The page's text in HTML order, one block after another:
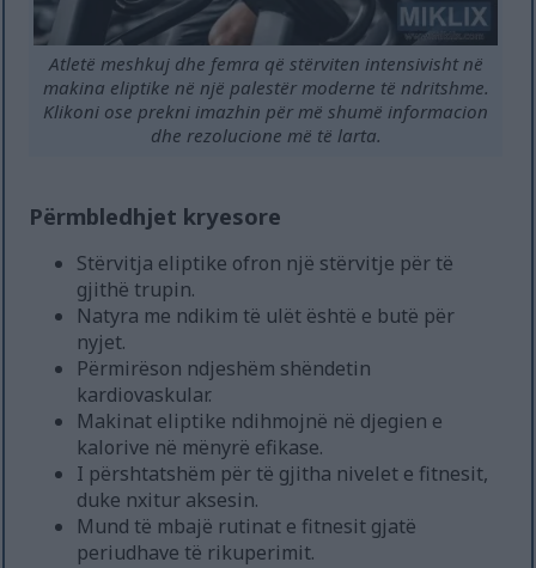
Atletë meshkuj dhe femra që stërviten intensivisht në
makina eliptike në një palestër moderne të ndritshme.
Klikoni ose prekni imazhin për më shumë informacion
dhe rezolucione më të larta.
Përmbledhjet kryesore
Stërvitja eliptike ofron një stërvitje për të
gjithë trupin.
Natyra me ndikim të ulët është e butë për
nyjet.
Përmirëson ndjeshëm shëndetin
kardiovaskular.
Makinat eliptike ndihmojnë në djegien e
kalorive në mënyrë efikase.
I përshtatshëm për të gjitha nivelet e fitnesit,
duke nxitur aksesin.
Mund të mbajë rutinat e fitnesit gjatë
periudhave të rikuperimit.